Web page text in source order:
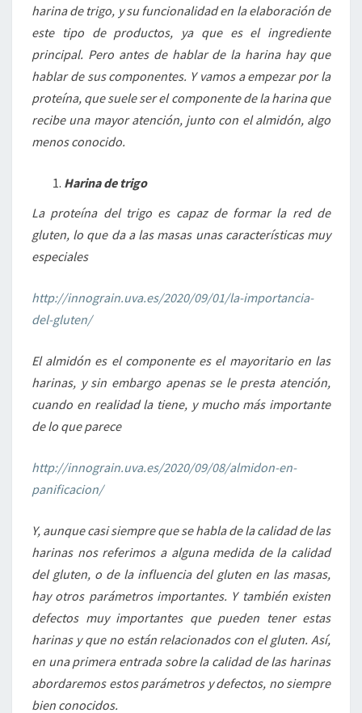
harina de trigo, y su funcionalidad en la elaboración de
este tipo de productos, ya que es el ingrediente
principal. Pero antes de hablar de la harina hay que
hablar de sus componentes. Y vamos a empezar por la
proteína, que suele ser el componente de la harina que
recibe una mayor atención, junto con el almidón, algo
menos conocido.
Harina de trigo
La proteína del trigo es capaz de formar la red de
gluten, lo que da a las masas unas características muy
especiales
http://innograin.uva.es/2020/09/01/la-importancia-
del-gluten/
El almidón es el componente es el mayoritario en las
harinas, y sin embargo apenas se le presta atención,
cuando en realidad la tiene, y mucho más importante
de lo que parece
http://innograin.uva.es/2020/09/08/almidon-en-
panificacion/
Y, aunque casi siempre que se habla de la calidad de las
harinas nos referimos a alguna medida de la calidad
del gluten, o de la influencia del gluten en las masas,
hay otros parámetros importantes. Y también existen
defectos muy importantes que pueden tener estas
harinas y que no están relacionados con el gluten. Así,
en una primera entrada sobre la calidad de las harinas
abordaremos estos parámetros y defectos, no siempre
bien conocidos.